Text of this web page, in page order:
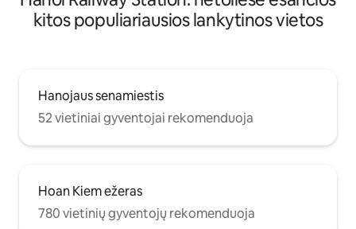
kitos populiariausios lankytinos vietos
Hanojaus senamiestis
52 vietiniai gyventojai rekomenduoja
Hoan Kiem ežeras
780 vietinių gyventojų rekomenduoja